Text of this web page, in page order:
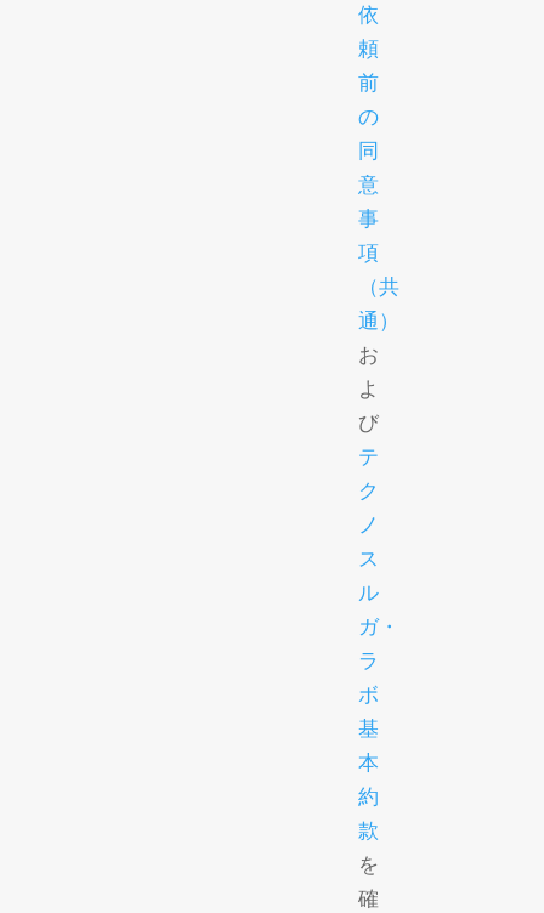
・ DNAの収量評価については、オプションサービス
・ 糞便の場合、DNA必要量がお決まりの場合には事
・ 哺乳類・鳥類などの野生動物 (野良も含む) 由来の
検体は、送付前にお客様の元で加熱処理（85℃ 15分
ご依頼前の同意事項 (共通) を必ずご確認下さい。
依
頼
前
の
同
意
事
項
（共
通）
お
よ
び
テ
ク
ノ
ス
ル
ガ・
ラ
ボ
基
本
約
款
を
確